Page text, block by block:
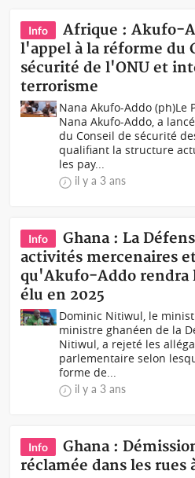
Info
Afrique : Akufo-
l'appel à la réforme du
sécurité de l'ONU et
terrorisme
Nana Akufo-Addo (ph)Le
Nana Akufo-Addo, a
du Conseil de sécurité
qualifiant la structure
les pay...
il y a 3 ans
Info
Ghana : La
activités mercenaires
qu'Akufo-Addo rendra
élu en 2025
Dominic Nitiwul, le
ministre ghanéen de la
Nitiwul, a rejeté les
parlementaire selon
forme de...
il y a 3 ans
Info
Ghana :
réclamée dans les rues